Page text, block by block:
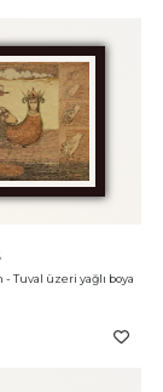
- Tuval üzeri yağlı boya